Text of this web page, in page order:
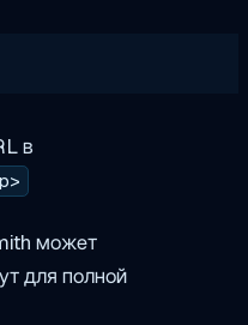
в
может
для полной